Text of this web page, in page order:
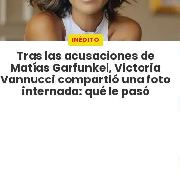
INÉDITO
Tras las acusaciones de
Matías Garfunkel, Victoria
Vannucci compartió una foto
internada: qué le pasó